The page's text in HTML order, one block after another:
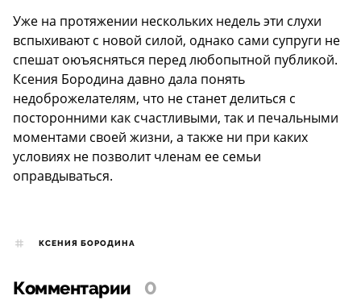
Уже на протяжении нескольких недель эти слухи
вспыхивают с новой силой, однако сами супруги не
спешат оюъясняться перед любопытной публикой.
Ксения Бородина давно дала понять
недоброжелателям, что не станет делиться с
посторонними как счастливыми, так и печальными
моментами своей жизни, а также ни при каких
условиях не позволит членам ее семьи
оправдываться.
КСЕНИЯ БОРОДИНА
Комментарии 0